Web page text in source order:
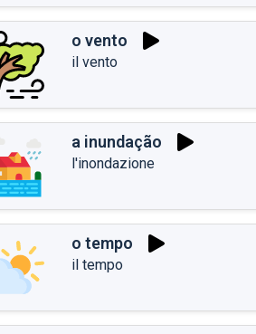
o vento
il vento
a inundação
l'inondazione
o tempo
il tempo